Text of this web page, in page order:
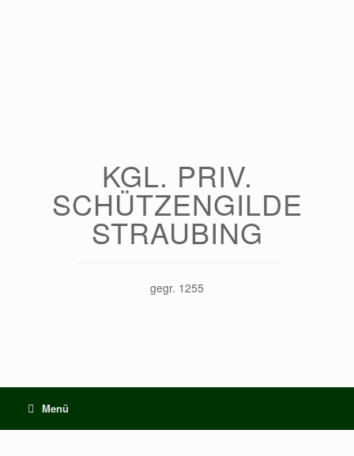
KGL. PRIV.
SCHÜTZENGILDE
STRAUBING
gegr. 1255
Menü